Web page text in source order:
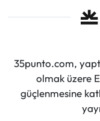
35punto.com,
olmak üzere
güçlenmesine